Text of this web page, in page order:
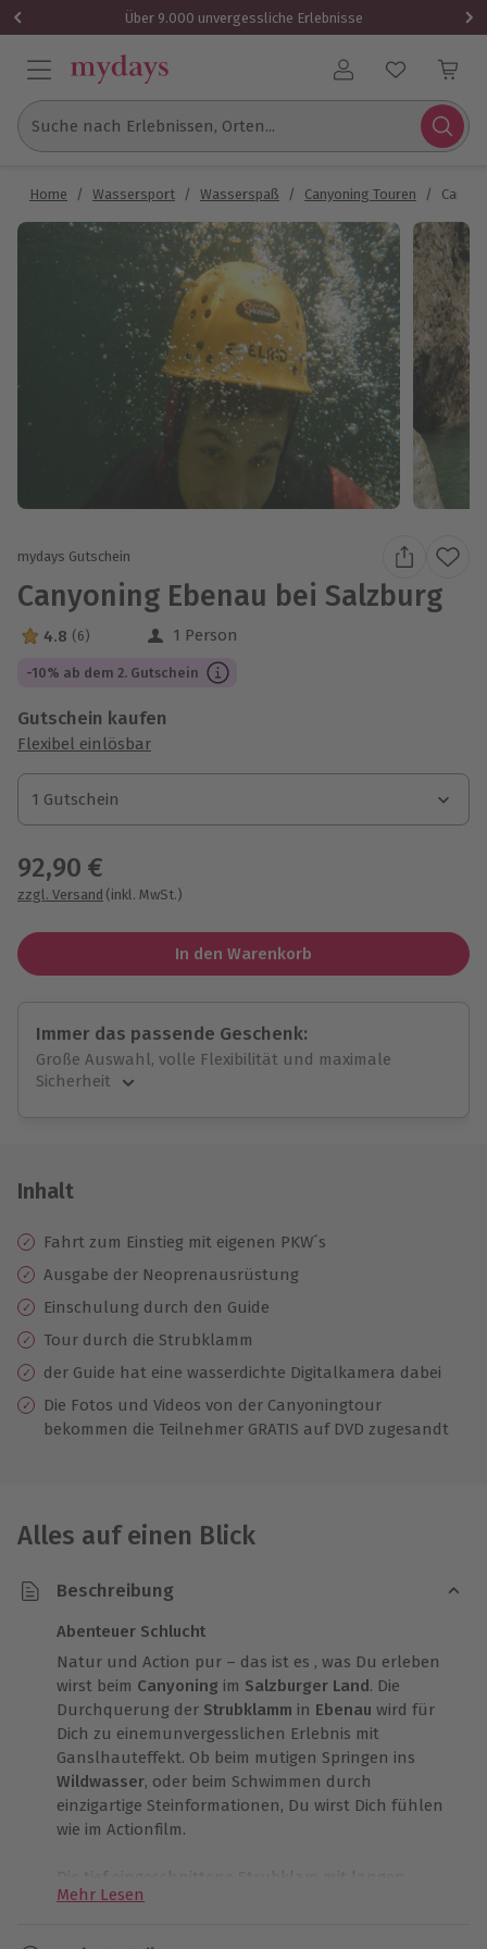
Über 9.000 unvergessliche Erlebnisse
Benutzerkonto
Suche nach Erlebnissen, Orten...
Home / Wassersport / Wasserspaß / Canyoning Touren /
mydays Gutschein
Canyoning Ebenau bei Salzburg
4.8 Sterne von 5 aus 6 Bewertungen
4.8 (6) 1 Person
-10% ab dem 2. Gutschein
Gutschein kaufen
Flexibel einlösbar
1 Gutschein
1 Gutschein
1 Gutschein
92,90 €
zzgl. Versand (inkl. MwSt.)
In den Warenkorb
Immer das passende Geschenk:
Große Auswahl, volle Flexibilität und maximale
Sicherheit
Jeder Gutschein für alle Erlebnisse einlösbar.
10 Jahre gültig & verlängerbar.
Inhalt
Fahrt zum Einstieg mit eigenen PKW´s
Ausgabe der Neoprenausrüstung
Einschulung durch den Guide
Tour durch die Strubklamm
der Guide hat eine wasserdichte Digitalkamera dabei
Die Fotos und Videos von der Canyoningtour
bekommen die Teilnehmer GRATIS auf DVD zugesandt
Alles auf einen Blick
Beschreibung
Abenteuer Schlucht
Natur und Action pur – das ist es , was Du erleben
wirst beim Canyoning im Salzburger Land. Die
Durchquerung der Strubklamm in Ebenau wird für
Dich zu einemunvergesslichen Erlebnis mit
Ganslhauteffekt. Ob beim mutigen Springen ins
Wildwasser, oder beim Schwimmen durch
einzigartige Steinformationen, Du wirst Dich fühlen
wie im Actionfilm.
Die tief eingeschnittene Strubklam mit langen
Schwimmpassagen ist besonders gut geeignet für
Mehr Lesen